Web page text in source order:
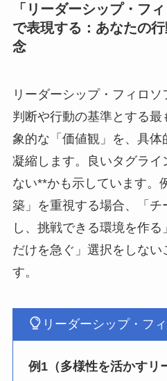
「リーダーシップ・フ
で表現する：あなたの
念
リーダーシップ・フィロ
判断や行動の基準とする
象的な「価値観」を、具体
凝縮します。良いタグライ
ない**かも示しています。
築」を重視する場合、「
し、挑戦できる環境を作
だけを急ぐ」選択をしない
す。
リーダーシップ・フ
例1（多様性を活かすリ